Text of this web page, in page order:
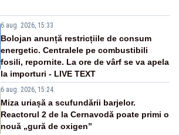
6 aug. 2026, 15:33
Bolojan anunță restricțiile de consum
energetic. Centralele pe combustibili
fosili, repornite. La ore de vârf se va apela
la importuri - LIVE TEXT
6 aug. 2026, 15:24
Miza uriașă a scufundării barjelor.
Reactorul 2 de la Cernavodă poate primi o
nouă „gură de oxigen”